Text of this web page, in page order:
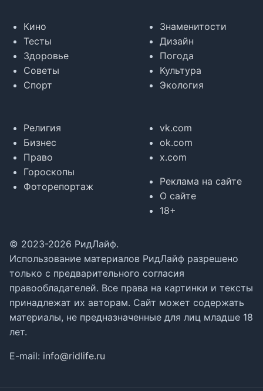
Кино
Тесты
Здоровье
Советы
Спорт
Знаменитости
Дизайн
Погода
Культура
Экология
Религия
Бизнес
Право
Гороскопы
Фоторепортаж
vk.com
ok.com
x.com
Реклама на сайте
О сайте
18+
© 2023-2026 РидЛайф.
Использование материалов РидЛайф разрешено
только с предварительного согласия
правообладателей. Все права на картинки и тексты
принадлежат их авторам. Сайт может содержать
материалы, не предназначенные для лиц младше 18
лет.
E-mail: info@ridlife.ru